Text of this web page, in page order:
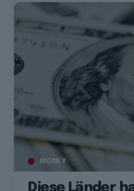
MONEY
Diese Länder